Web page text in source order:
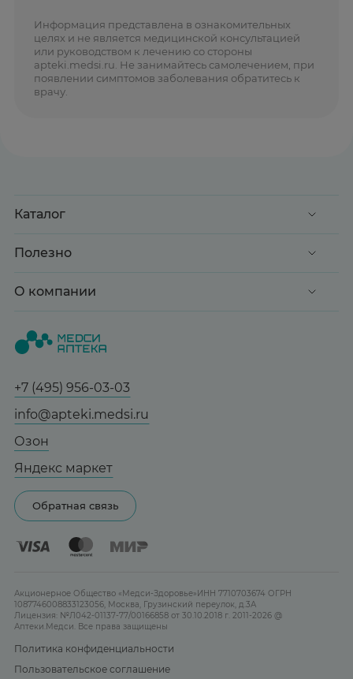
Информация представлена в ознакомительных
целях и не является медицинской консультацией
или руководством к лечению со стороны
apteki.medsi.ru. Не занимайтесь самолечением, при
появлении симптомов заболевания обратитесь к
врачу.
Каталог
Акции
Здоровье
Медицинские товары
Мама и малыш
Тревога и стресс
Здоровый сон
Женская гигиена
Бренды
Полезно
Доставка и оплата
Статьи и новости
Справочник болезней
Гарантии
Сотрудничество
Реклама на сайте
Карта сайта
О компании
Все аптеки
Отзывы
Лицензия
+7 (495) 956-03-03
info@apteki.medsi.ru
Озон
Яндекс маркет
Обратная связь
Акционерное Общество «Медси-Здоровье»ИНН 7710703674 ОГРН
1087746008833123056, Москва, Грузинский переулок, д.3А
Лицензия: №Л042-01137-77/00166858 от 30.10.2018 г. 2011-2026 @
Аптеки.Медси. Все права защищены
Политика конфиденциальности
Пользовательское соглашение